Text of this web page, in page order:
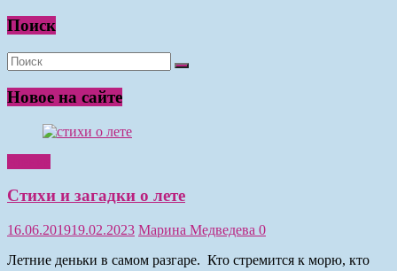
Поиск
Новое на сайте
Стихи и загадки о лете
16.06.201919.02.2023 Марина Медведева 0
Летние деньки в самом разгаре. Кто стремится к морю, кто